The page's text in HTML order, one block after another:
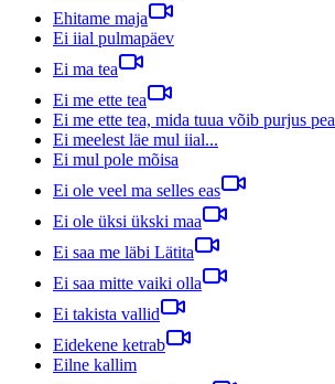
Ehitame maja
Ei iial pulmapäev
Ei ma tea
Ei me ette tea
Ei me ette tea, mida tuua võib purjus pea
Ei meelest läe mul iial...
Ei mul pole mõisa
Ei ole veel ma selles eas
Ei ole üksi ükski maa
Ei saa me läbi Lätita
Ei saa mitte vaiki olla
Ei takista vallid
Eidekene ketrab
Eilne kallim